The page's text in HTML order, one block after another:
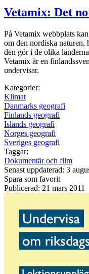
Vetamix: Det
På Vetamix webbplats
om den nordiska naturen,
den gör i de olika
Vetamix är en
undervisar.
Kategorier:
Klimat
Danmarks geografi
Finlands geografi
Islands geografi
Norges geografi
Sveriges geografi
Taggar:
Dokumentär och film
Senast uppdaterad: 3
Spara som favorit
Publicerad: 21 mars 2011